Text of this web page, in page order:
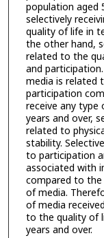
population aged
selectively
quality of life in
the other hand,
related to the
and
media is related
participation
receive any type
years and over,
related to
stability.
to participation
associated with
compared to
of media.
of media
to the quality of
years and over.